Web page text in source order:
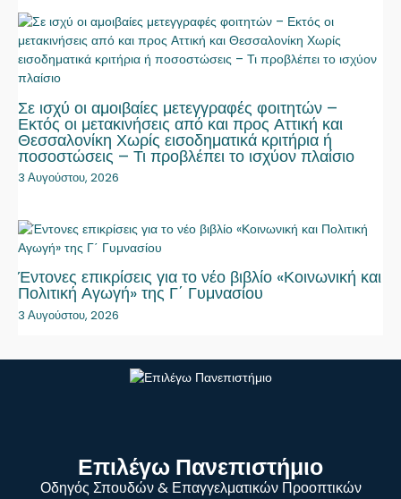
Σε ισχύ οι αμοιβαίες μετεγγραφές φοιτητών –
Εκτός οι μετακινήσεις από και προς Αττική και
Θεσσαλονίκη Χωρίς εισοδηματικά κριτήρια ή
ποσοστώσεις – Τι προβλέπει το ισχύον πλαίσιο
3 Αυγούστου, 2026
Έντονες επικρίσεις για το νέο βιβλίο «Κοινωνική και
Πολιτική Αγωγή» της Γ΄ Γυμνασίου
3 Αυγούστου, 2026
Επιλέγω Πανεπιστήμιο
Οδηγός Σπουδών & Επαγγελματικών Προοπτικών